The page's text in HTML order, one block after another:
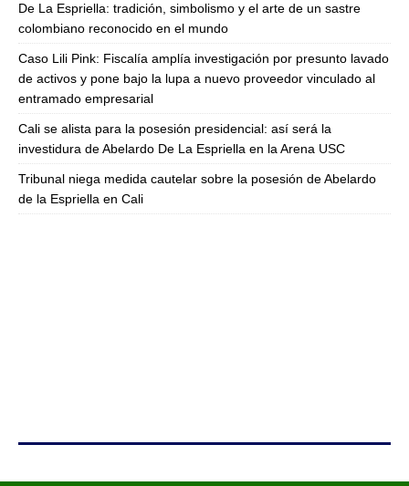
De La Espriella: tradición, simbolismo y el arte de un sastre
colombiano reconocido en el mundo
Caso Lili Pink: Fiscalía amplía investigación por presunto lavado
de activos y pone bajo la lupa a nuevo proveedor vinculado al
entramado empresarial
Cali se alista para la posesión presidencial: así será la
investidura de Abelardo De La Espriella en la Arena USC
Tribunal niega medida cautelar sobre la posesión de Abelardo
de la Espriella en Cali